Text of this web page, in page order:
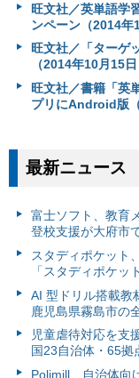
旺文社／英単語学
ンペーン（2014年
旺文社／「ターゲ
（2014年10月15日
旺文社／書籍「英
プリにAndroid版
最新ニュース
富⼠ソフト、教育
登校支援が大府市
スタディポケット
「スタディポケッ
AI 型ドリル搭載教
鹿児島県霧島市の
児童虐待対応を支
国23自治体・65拠
Polimill、自治体向